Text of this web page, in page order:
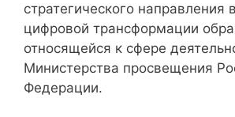
стратегического направления
цифровой трансформации
относящейся к сфере
Министерства просвещения
Федерации.